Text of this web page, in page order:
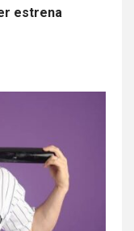
estrena